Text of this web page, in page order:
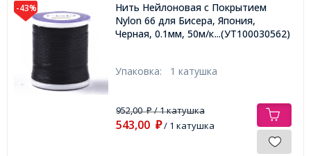
-43%
Нить Нейлоновая с Покрытием
Nylon 66 для Бисера, Япония,
Черная, 0.1мм, 50м/катушка,...(УТ100030562)
Упаковка: 1 катушка
952,00₽/ 1 катушка
543,00 ₽/ 1 катушка